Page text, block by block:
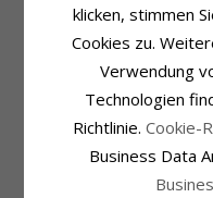
Fuchs Ohrstecker in Silber -
Little Ones
23,-
klicken, stimmen
Cookies zu.
Verwendung
Technologien
Richtlinie. Cookie-
Business Data